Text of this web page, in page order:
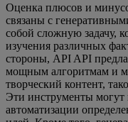
Оценка плюсов и
связаны с
собой сложную задачу,
изучения различных
стороны, API API
мощным алгоритмам и
творческий контент,
Эти инструменты могут
автоматизации